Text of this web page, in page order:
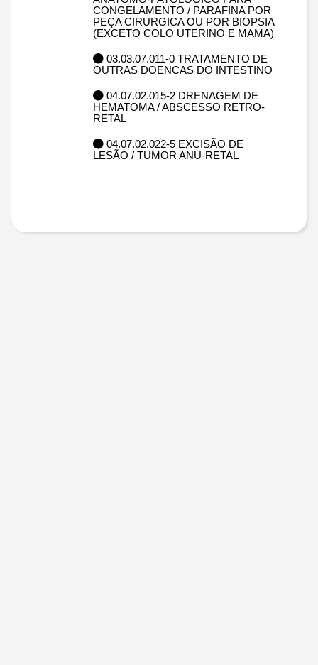
CONGELAMENTO / PARAFINA POR
PEÇA CIRURGICA OU POR BIOPSIA
(EXCETO COLO UTERINO E MAMA)
03.03.07.011-0 TRATAMENTO DE
OUTRAS DOENCAS DO INTESTINO
04.07.02.015-2 DRENAGEM DE
HEMATOMA / ABSCESSO RETRO-
RETAL
04.07.02.022-5 EXCISÃO DE
LESÃO / TUMOR ANU-RETAL